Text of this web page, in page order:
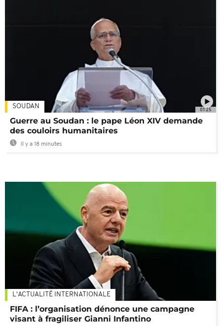
01:25
SOUDAN
Guerre au Soudan : le pape Léon XIV demande
des couloirs humanitaires
Il y a 18 minutes
L'ACTUALITÉ INTERNATIONALE
FIFA : l’organisation dénonce une campagne
visant à fragiliser Gianni Infantino